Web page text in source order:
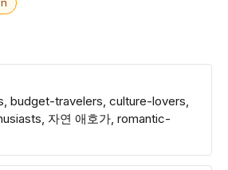
budget-travelers, culture-lovers,
자연 애호가, romantic-